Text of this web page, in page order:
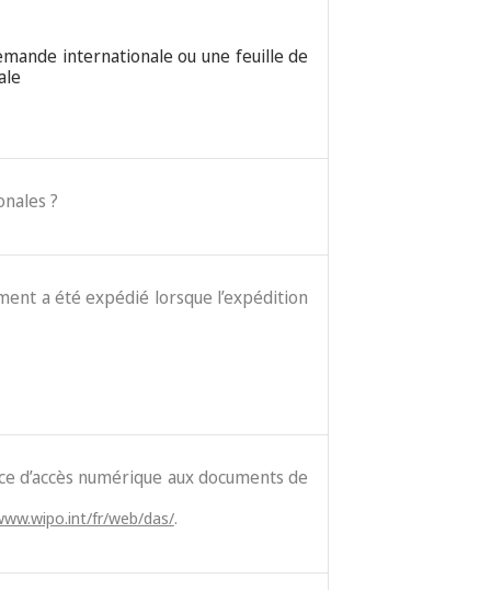
internationale ou une feuille de
?
a été expédié lorsque l’expédition
numérique aux documents de
fr/web/das/.